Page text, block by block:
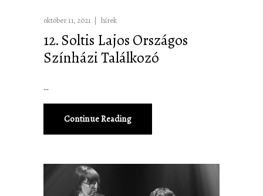
október 11, 2021 hírek
12. Soltis Lajos Országos
Színházi Találkozó
Continue Reading